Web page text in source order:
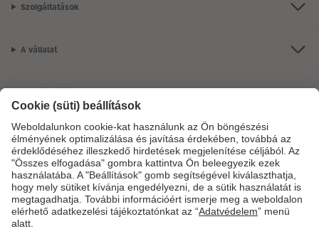
Szolgáltatások
A vállalat
CEWE Fotóvilág